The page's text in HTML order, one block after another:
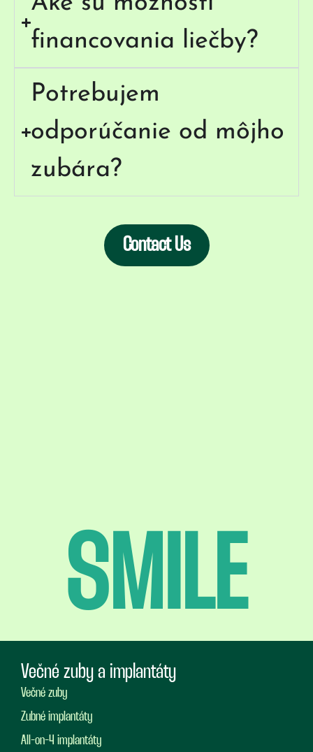
financovania liečby?
Potrebujem
odporúčanie od môjho
zubára?
Contact Us
SMILE
Večné zuby a implantáty
Večné zuby
Zubné implantáty
All-on-4 implantáty